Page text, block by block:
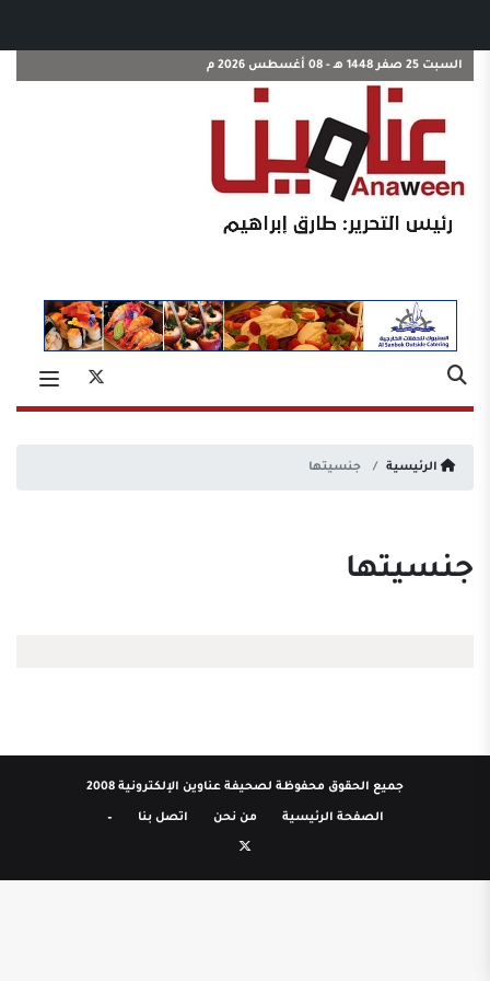
السبت 25 صفر 1448 هـ - 08 أغسطس 2026 م
الرئيسية جنسيتها
جنسيتها
جميع الحقوق محفوظة لصحيفة عناوين الإلكترونية 2008
الصفحة الرئيسية من نحن اتصل بنا –